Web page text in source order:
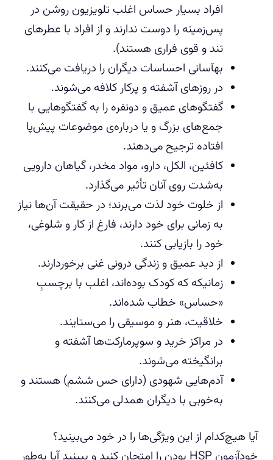
افراد بسیار حساس اغلب تلویزیون روشن در
پس‌زمینه را دوست ندارند و از افراد با عطرهای
تند و قوی فراری هستند).
بهآسانی احساسات دیگران را دریافت می‌کنند.
در روزهای آشفته و پرکار کلافه می‌شوند.
گفتگوهای عمیق و دونفره را به گفتگوهایی با
جمع‌های بزرگ و یا درباره‌ی موضوعات پیش‌پا
افتاده ترجیح می‌دهند.
کافئین، الکل، دارو، مواد مخدر، گیاهان دارویی
به‌شدت روی آنان تأثیر می‌گذارد.
از خلوت خود لذت می‌برند؛ در حقیقت آن‌ها نیاز
به زمانی برای خود دارند، فارغ از کار و شلوغی،
خود را بازیابی کنند.
از دید عمیق و زندگی درونی غنی برخوردارند.
زمانیکه که کودک بوده‌اند، اغلب با برچسبِ
«حساس» خطاب شده‌اند.
خلاقیت، هنر و موسیقی را می‌ستایند.
در مراکز خرید و سوپرمارکت‌ها آشفته و
برانگیخته می‌شوند.
آدم‌هایی شهودی (دارای حس ششم) هستند و
به‌خوبی با دیگران همدلی می‌کنند.
آیا هیچ‌کدام از این ویژگی‌ها را در خود می‌بینید؟